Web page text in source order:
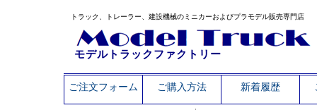
トラック、トレーラー、建設機械のミニカーおよびプラモデル販売専門店
モデルトラックファクトリー
ご注文フォーム ご購入方法 新着履歴